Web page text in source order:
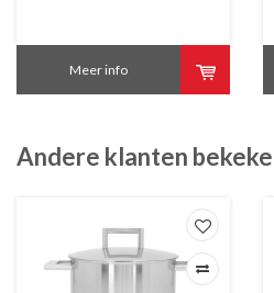
Meer info
Andere klanten